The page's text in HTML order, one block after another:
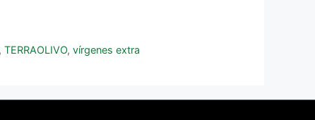
TERRAOLIVO,vírgenes extra